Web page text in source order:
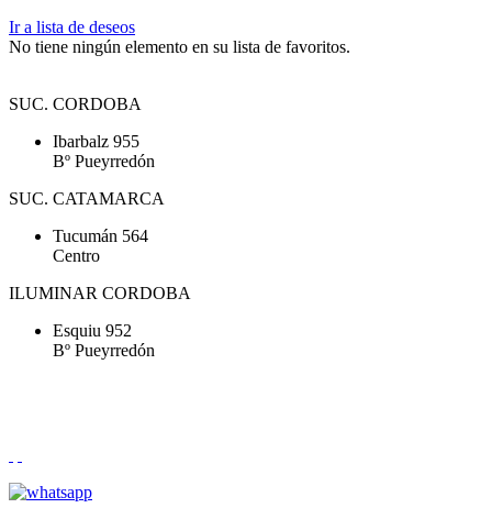
Ir a lista de deseos
No tiene ningún elemento en su lista de favoritos.
SUC. CORDOBA
Ibarbalz 955
Bº Pueyrredón
SUC. CATAMARCA
Tucumán 564
Centro
ILUMINAR CORDOBA
Esquiu 952
Bº Pueyrredón